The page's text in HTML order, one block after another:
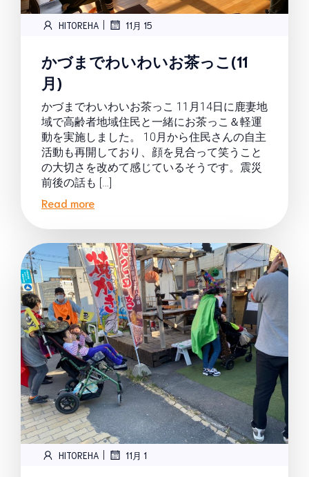
HITOREHA | 11月 15
かづまでわいわいお茶っこ(11
月)
かづまでわいわいお茶っこ 11月14日に鹿妻地
域で高齢者地域住民と一緒にお茶っこ＆軽運
動を実施しました。 10月から住民さんの自主
活動も再開しており、顔を見合って笑うこと
の大切さを改めて感じているそうです。震災
前後の話も […]
Read more
HITOREHA | 11月 1